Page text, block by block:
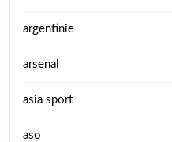
argentinie
arsenal
asia sport
aso